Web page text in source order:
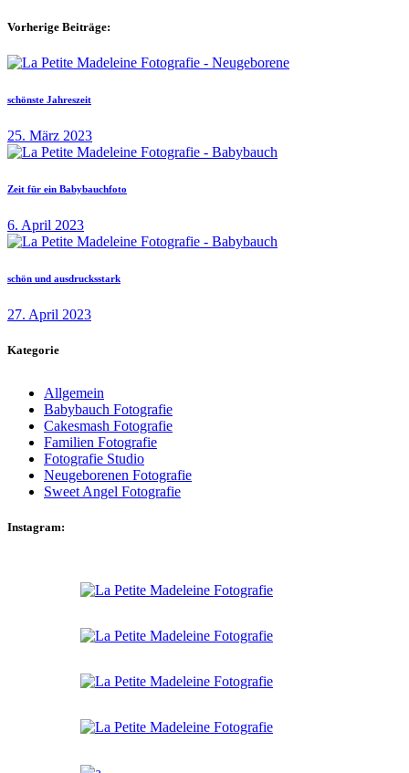
Vorherige Beiträge:
schönste Jahreszeit
25. März 2023
Zeit für ein Babybauchfoto
6. April 2023
schön und ausdrucksstark
27. April 2023
Kategorie
Allgemein
Babybauch Fotografie
Cakesmash Fotografie
Familien Fotografie
Fotografie Studio
Neugeborenen Fotografie
Sweet Angel Fotografie
Instagram: